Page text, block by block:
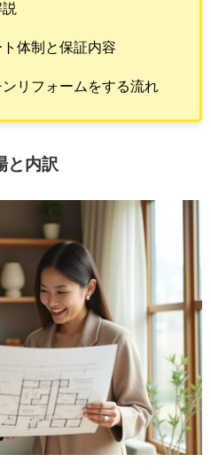
体制と保証内容
リフォームをする流れ
と内訳